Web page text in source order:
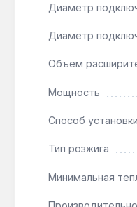
газа.
ежегодном
Диаметр
Диаметр
Объем
Мощность
Способ установки
Тип розжига
Минимальная